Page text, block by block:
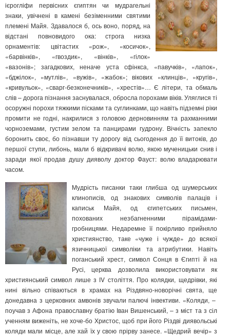
ієрогліфи первісних єгиптян чи мудрагельні
знаки, увічнені в камені безіменними святими
племені Майя. Здавалося б, ось воно, поряд, на
відстані повновидого ока: строга низка
орнаментів: цвітастих «рож», «косичок»,
«барвінків», «гвоздик», «вінків», «гілок»
«вазонів»; загадкових, неначе уста сфінкса, «павучків», «лапок»,
«бджілок», «мутлів», «вужів», «жабок»; вікових «клинців», «кругів»,
«кривульок», «сварг-безконечників», «хрестів»… Є літери, та обмаль
слів – дорога пізнання заснувалася, обросла порохами віків. Уляглися ті
осоружні порохи тяжкими пісками та суглинками, що навіть підземні ріки
промити не годні, накрилися з головою дерновинням та рахманними
чорноземами, густим зелом та панцирами гудрону. Вічність запекло
боронить своє, бо пізнавши ту дорогу від сьогодення до її витоків, до
першої ступи, либонь, мали б відкривачі волю, якою мученицьки снив і
заради якої продав душу дияволу доктор Фауст: волю владарювати
часом.
Мудрість писанки таки глибша од шумерських
клинописів, од знакових символів палаців і
каписьк Майя, од єгипетських письмен,
похованих незбагненними пірамідами-
гробницями. Недаремне її покірливо прийняло
християнство, таке «чуже і чужде» до всякої
язичницької символіки та атрибутики. Навіть
поганський хрест, символ Сонця в Єгипті й на
Русі, церква дозволила використовувати як
християнський символ лише з ІV століття. Про колядки, щедрівки, які
нині вільно співаються в храмах на Різдвяно-новорічні свята, ще
донедавна з церковних амвонів звучали палючі інвективи. «Коляди, –
поучав з Афона православну братію Іван Вишенський, – з міст та з сіл
ученням виженіть, не хоче-бо Христос, щоб при його Різдві диявольські
коляди мали місце, але хай їх у свою прірву занесе. «Щедрий вечір» з